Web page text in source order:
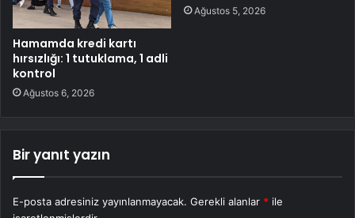
Hamamda kredi kartı
hırsızlığı: 1 tutuklama, 1 adli
kontrol
Ağustos 6, 2026
Ağustos 5, 2026
Bir yanıt yazın
E-posta adresiniz yayınlanmayacak. Gerekli alanlar * ile